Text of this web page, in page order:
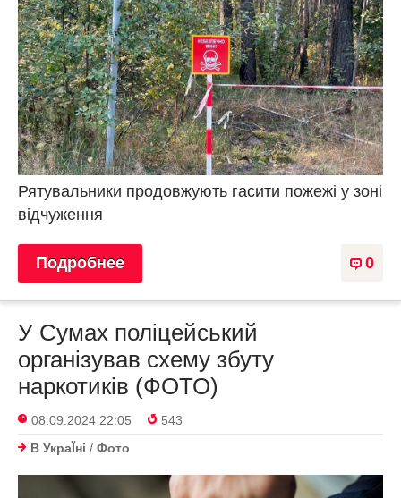
Рятувальники продовжують гасити пожежі у зоні
відчуження
0
Подробнее
У Сумах поліцейський
організував схему збуту
наркотиків (ФОТО)
08.09.2024 22:05
543
В УкраЇнi / Фото